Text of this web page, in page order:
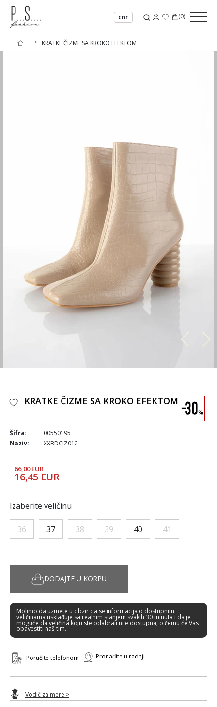
cnr (0)
⟶ KRATKE ČIZME SA KROKO EFEKTOM
KRATKE ČIZME SA KROKO EFEKTOM
Šifra:
00550195
Naziv:
XXBDCIZ012
66,00 EUR
16,45 EUR
Izaberite veličinu
36 37 38 39 40 41
DODAJTE U KORPU
Molimo da uzmete u obzir da se informacija o dostupnim
veličinama usklađuje sa realnim stanjem svakih 30 minuta i da je
moguće da veličina koju ste odabrali nije dostupna, o čemu će Vas
obavestiti naš tim.
Poručite telefonom Pronađite u radnji
Vodič za mere >